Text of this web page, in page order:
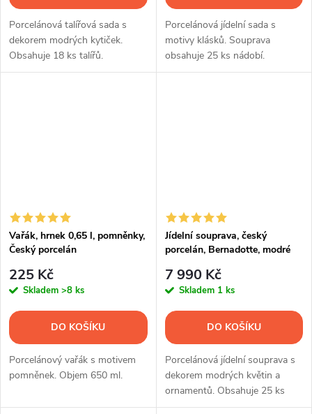
Porcelánová talířová sada s
dekorem modrých kytiček.
Obsahuje 18 ks talířů.
Porcelánová jídelní sada s
motivy klásků. Souprava
obsahuje 25 ks nádobí.
Vařák, hrnek 0,65 l, pomněnky,
Český porcelán
225 Kč
Skladem >8 ks
DO KOŠÍKU
Porcelánový vařák s motivem
pomněnek. Objem 650 ml.
Jídelní souprava, český
porcelán, Bernadotte, modré
7 990 Kč
Skladem 1 ks
DO KOŠÍKU
Porcelánová jídelní souprava s
dekorem modrých květin a
ornamentů. Obsahuje 25 ks
nádobí.